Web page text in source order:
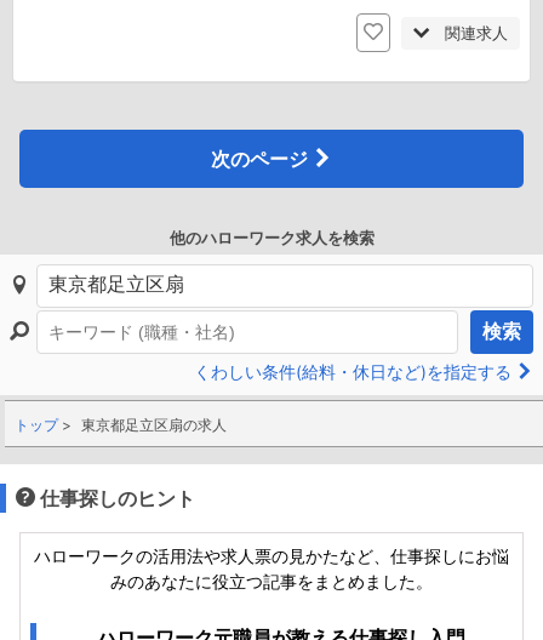
関連求人
次のページ
他のハローワーク求人を検索
検索
くわしい条件(給料・休日など)を指定する
トップ 東京都足立区扇の求人
仕事探しのヒント
ハローワークの活用法や求人票の見かたなど、仕事探しにお悩
みのあなたに役立つ記事をまとめました。